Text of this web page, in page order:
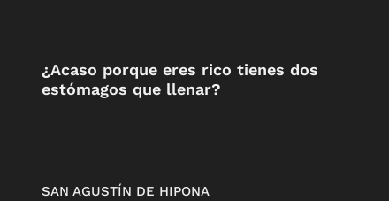
¿Acaso porque eres rico tienes dos
estómagos que llenar?
SAN AGUSTÍN DE HIPONA